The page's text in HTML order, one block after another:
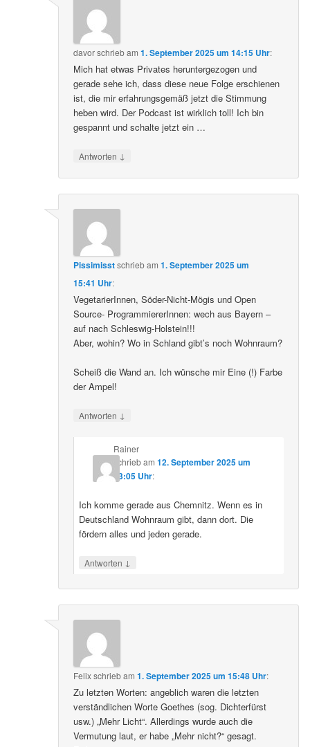
davorschriebam1. September 2025 um 14:15 Uhr:
Mich hat etwas Privates heruntergezogen und
gerade sehe ich, dass diese neue Folge erschienen
ist, die mir erfahrungsgemäß jetzt die Stimmung
heben wird. Der Podcast ist wirklich toll! Ich bin
gespannt und schalte jetzt ein …
Antworten ↓
Pissimisstschriebam1. September 2025 um
15:41 Uhr:
VegetarierInnen, Söder-Nicht-Mögis und Open
Source- ProgrammiererInnen: wech aus Bayern –
auf nach Schleswig-Holstein!!!
Aber, wohin? Wo in Schland gibt’s noch Wohnraum?
Scheiß die Wand an. Ich wünsche mir Eine (!) Farbe
der Ampel!
Antworten ↓
Rainer
schriebam 12. September 2025 um
23:05 Uhr:
Ich komme gerade aus Chemnitz. Wenn es in
Deutschland Wohnraum gibt, dann dort. Die
fördern alles und jeden gerade.
Antworten ↓
Felixschriebam1. September 2025 um 15:48 Uhr:
Zu letzten Worten: angeblich waren die letzten
verständlichen Worte Goethes (sog. Dichterfürst
usw.) „Mehr Licht“. Allerdings wurde auch die
Vermutung laut, er habe „Mehr nicht?“ gesagt.